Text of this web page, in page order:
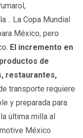
La Copa Mundial
México, pero
El incremento en
de
restaurantes,
transporte requiere
y preparada para
última milla al
México